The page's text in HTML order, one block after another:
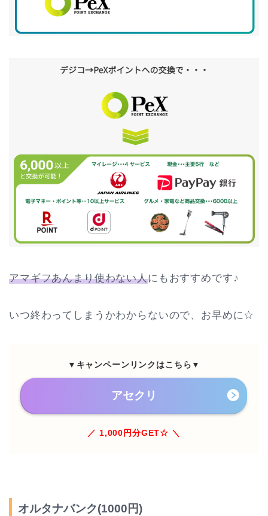
アマギフあんまり使わない人にもおすすめです♪
いつ終わってしまうかわからないので、お早めに☆
▼キャンペーンリンクはこちら▼
アセクリ
／ 1,000円分GET☆ ＼
オルタナバンク(1000円)